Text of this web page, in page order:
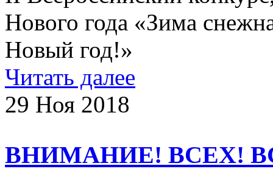
Нового года «Зима
Новый год!»
Читать далее
29 Ноя 2018
ВНИМАНИЕ! ВСЕХ!